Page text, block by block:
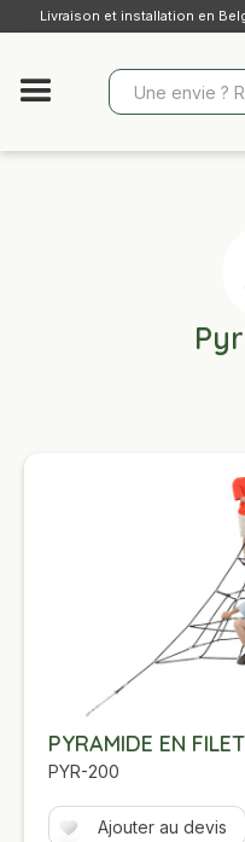
Livraison et installation en
PYRAMIDE EN
PYR-200
Ajouter au devis